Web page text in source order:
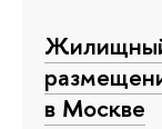
в Москве